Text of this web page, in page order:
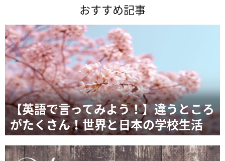
おすすめ記事
【英語で言ってみよう！】違うところ
がたくさん！世界と日本の学校生活